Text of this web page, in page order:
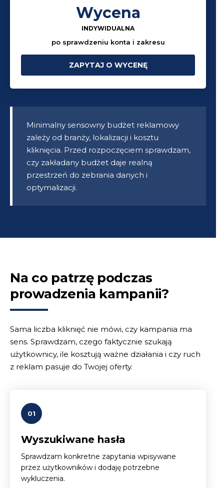
Wycena
INDYWIDUALNA
po sprawdzeniu konta i zakresu
ZAPYTAJ O WYCENĘ
Minimalny sensowny budżet reklamowy
zależy od branży, lokalizacji i kosztu
kliknięcia. Przed rozpoczęciem sprawdzam,
czy zakładany budżet daje realną
przestrzeń do zebrania danych i
optymalizacji.
Na co patrzę podczas
prowadzenia kampanii?
Sama liczba kliknięć nie mówi, czy kampania ma
sens. Sprawdzam, czego faktycznie szukają
użytkownicy, ile kosztują ważne działania i czy ruch
z reklam pasuje do Twojej oferty.
01
Wyszukiwane hasła
Sprawdzam konkretne zapytania wpisywane
przez użytkowników i dodaję potrzebne
wykluczenia.